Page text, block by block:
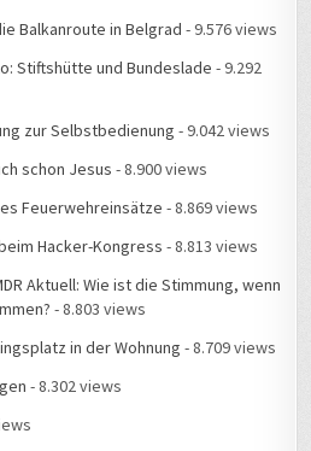
Balkanroute in Belgrad - 9.576 views
Stiftshütte und Bundeslade - 9.292
zur Selbstbedienung - 9.042 views
schon Jesus - 8.900 views
Feuerwehreinsätze - 8.869 views
Hacker-Kongress - 8.813 views
Aktuell: Wie ist die Stimmung, wenn
- 8.803 views
in der Wohnung - 8.709 views
- 8.302 views